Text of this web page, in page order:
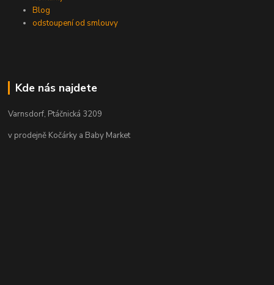
Blog
odstoupení od smlouvy
Kde nás najdete
Varnsdorf, Ptáčnická 3209
v prodejně Kočárky a Baby Market